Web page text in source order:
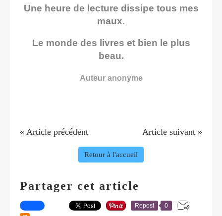
Une heure de lecture dissipe tous mes
maux.
Le monde des livres et bien le plus
beau.
Auteur anonyme
« Article précédent Article suivant »
Retour à l'accueil
Partager cet article
Repost 0